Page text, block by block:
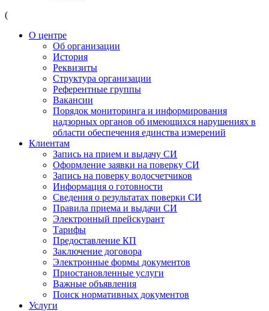
(
О центре
Об организации
История
Реквизиты
Структура организации
Референтные группы
Вакансии
Порядок мониторинга и информирования
надзорных органов об имеющихся нарушениях в
области обеспечения единства измерений
Клиентам
Запись на прием и выдачу СИ
Оформление заявки на поверку СИ
Запись на поверку водосчетчиков
Информация о готовности
Сведения о результатах поверки СИ
Правила приема и выдачи СИ
Электронный прейскурант
Тарифы
Предоставление КП
Заключение договора
Электронные формы документов
Приостановленные услуги
Важные объявления
Поиск нормативных документов
Услуги